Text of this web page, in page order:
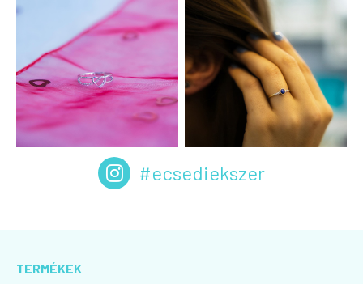
#ecsediekszer
TERMÉKEK